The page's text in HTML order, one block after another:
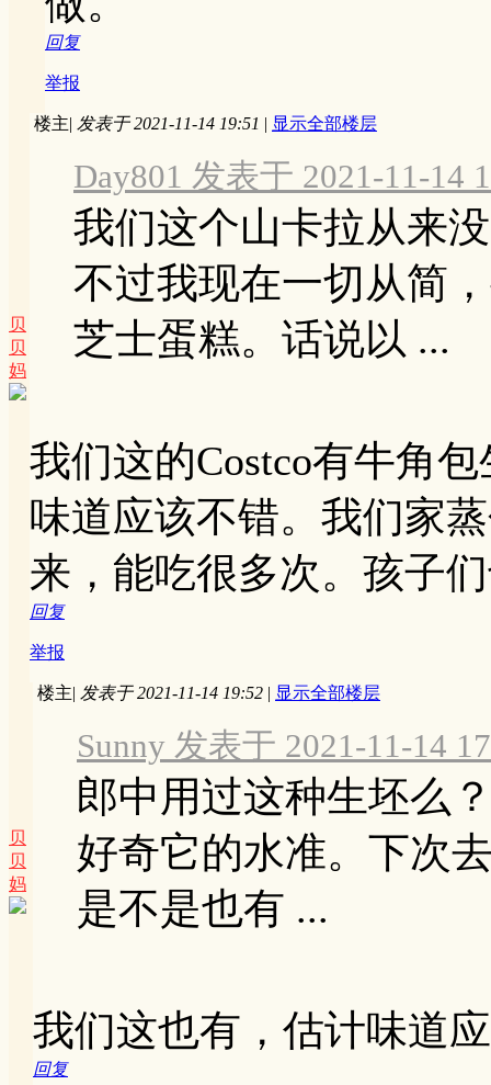
回复
举报
贝
贝
妈
楼主| 发表于 2021-11-14 19:51 | 显示全部楼层
Day801 发表于 2021-11-14
我们这个山卡拉从来
不过我现在一切从简
芝士蛋糕。话说以 ...
我们这的Costco有牛角
味道应该不错。我们家
来，能吃很多次。孩子
回复
举报
贝
贝
妈
楼主| 发表于 2021-11-14 19:52 | 显示全部楼层
Sunny 发表于 2021-11-14
郎中用过这种生坯么
好奇它的水准。下次
是不是也有 ...
我们这也有，估计味道
回复